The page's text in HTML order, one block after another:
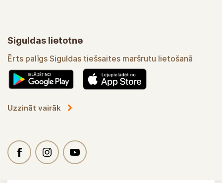
Siguldas lietotne
Ērts palīgs Siguldas tiešsaites maršrutu lietošanā
Uzzināt vairāk